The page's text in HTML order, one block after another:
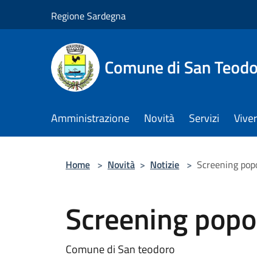
Regione Sardegna
Comune di San
Amministrazione Novità Servizi
Home > Novità > Notizie > Screening
Screening
Comune di San teodoro